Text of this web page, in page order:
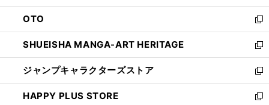
ウ
で
開
く
ン
ド
ウ
で
開
く
OTO
新
し
い
ウ
ィ
ン
ド
SHUEISHA MANGA-ART HERITAGE
新
し
い
ウ
ィ
ジャンプキャラクターズストア
新
し
い
HAPPY PLUS STORE
新